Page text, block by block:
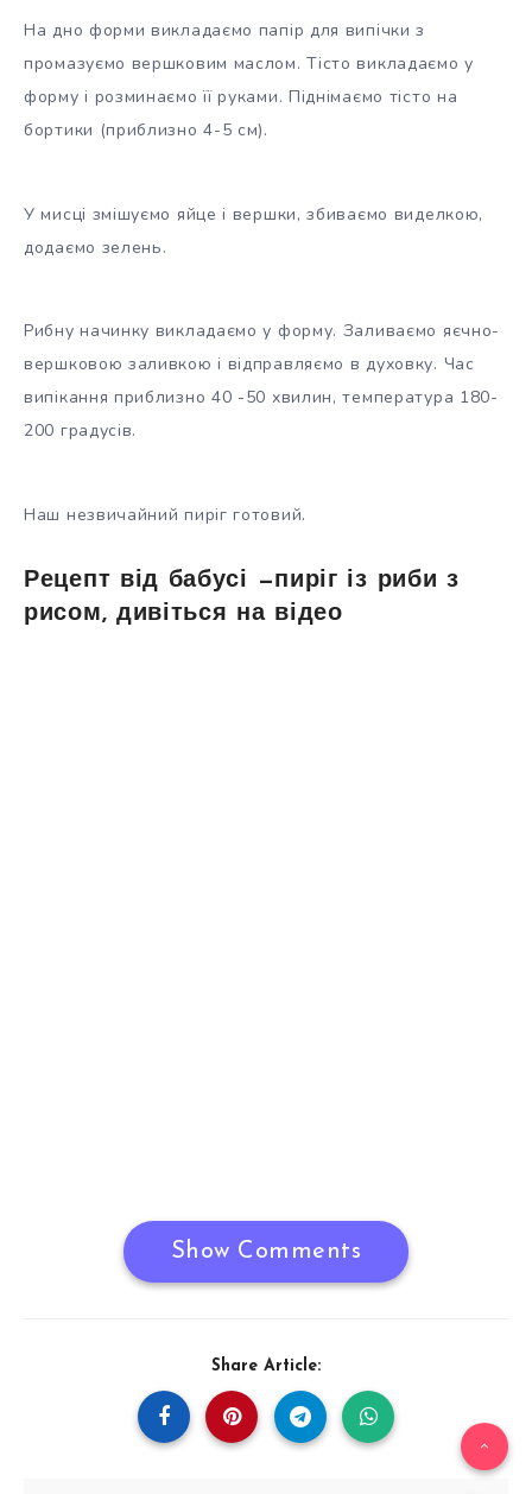
На дно форми викладаємо папір для випічки з
промазуємо вершковим маслом. Тісто викладаємо у
форму і розминаємо її руками. Піднімаємо тісто на
бортики (приблизно 4-5 см).
У мисці змішуємо яйце і вершки, збиваємо виделкою,
додаємо зелень.
Рибну начинку викладаємо у форму. Заливаємо яєчно-
вершковою заливкою і відправляємо в духовку. Час
випікання приблизно 40 -50 хвилин, температура 180-
200 градусів.
Наш незвичайний пиріг готовий.
Рецепт від бабусі —пиріг із риби з
рисом, дивіться на відео
Show Comments
Share Article: